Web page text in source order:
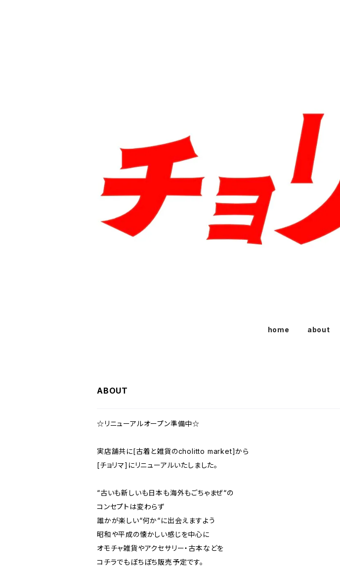
home about
ABOUT
☆リニューアルオープン準備中☆
実店舗共に[古着と雑貨のcholitto market]から
[チョリマ]にリニューアルいたしました。
“古いも新しいも日本も海外もごちゃまぜ“の
コンセプトは変わらず
誰かが楽しい“何か“に出会えますよう
昭和や平成の懐かしい感じを中心に
オモチャ雑貨やアクセサリー・古本などを
コチラでもぼちぼち販売予定です。